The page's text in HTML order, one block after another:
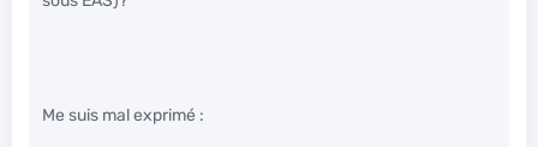
Me suis mal exprimé :